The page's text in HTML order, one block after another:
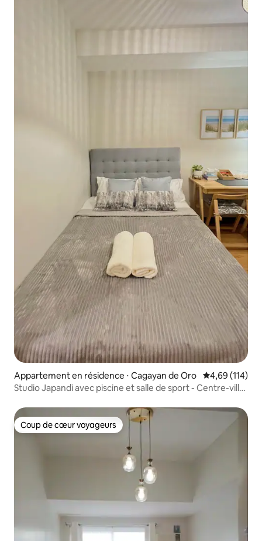
Appartement en résidence ⋅ Cagayan de Oro Évaluation
4,69 (114)
Studio Japandi avec piscine et salle de sport - Centre-ville
Coup de cœur voyageurs
Coup de cœur voyageurs